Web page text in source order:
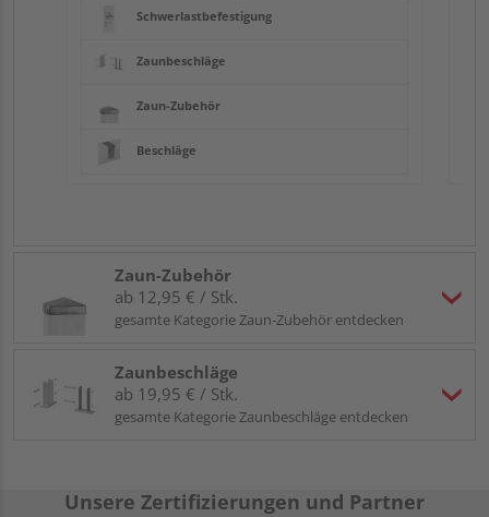
Schwerlastbefestigung
Zaunbeschläge
Zaun-Zubehör
Beschläge
Zaun-Zubehör
ab 12,95 € / Stk.
gesamte Kategorie Zaun-Zubehör entdecken
Zaunbeschläge
ab 19,95 € / Stk.
gesamte Kategorie Zaunbeschläge entdecken
Unsere Zertifizierungen und Partner